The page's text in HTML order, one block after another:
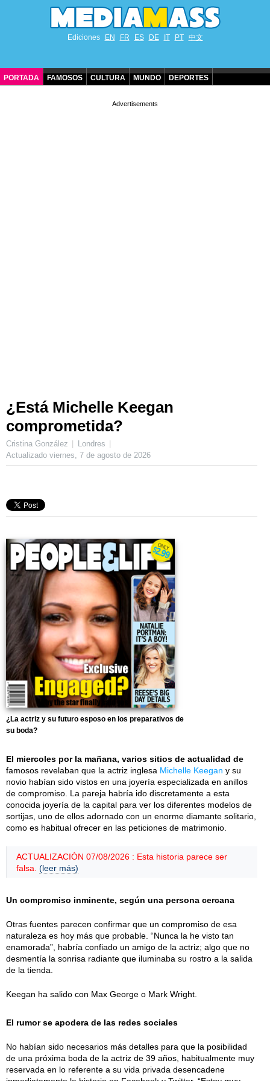
Ediciones EN FR ES DE IT PT 中文
PORTADA FAMOSOS CULTURA MUNDO DEPORTES
¿Está Michelle Keegan
comprometida?
Cristina González
Londres
Actualizado viernes, 7 de agosto de 2026
¿La actriz y su futuro esposo en los preparativos de
su boda?
El miercoles por la mañana, varios sitios de actualidad de
famosos revelaban que la actriz inglesa Michelle Keegan y su
novio habían sido vistos en una joyería especializada en anillos
de compromiso. La pareja habría ido discretamente a esta
conocida joyería de la capital para ver los diferentes modelos de
sortijas, uno de ellos adornado con un enorme diamante solitario,
como es habitual ofrecer en las peticiones de matrimonio.
ACTUALIZACIÓN 07/08/2026 : Esta historia parece ser
falsa. (leer más)
Un compromiso inminente, según una persona cercana
Otras fuentes parecen confirmar que un compromiso de esa
naturaleza es hoy más que probable. “Nunca la he visto tan
enamorada”, habría confiado un amigo de la actriz; algo que no
desmentía la sonrisa radiante que iluminaba su rostro a la salida
de la tienda.
Keegan ha salido con Max George o Mark Wright.
El rumor se apodera de las redes sociales
No habían sido necesarios más detalles para que la posibilidad
de una próxima boda de la actriz de 39 años, habitualmente muy
reservada en lo referente a su vida privada desencadene